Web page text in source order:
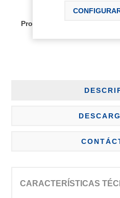
Producto bajo pedido,
CARACTERÍSTICAS